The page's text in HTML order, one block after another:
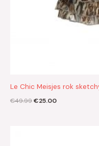
Le Chic Meisjes rok
€49.99€25.00